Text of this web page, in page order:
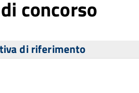
concorso
di riferimento